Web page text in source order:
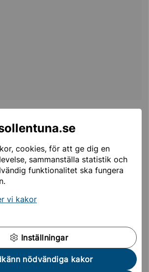
cookies, för att ge dig en
sammanställa statistik och
funktionalitet ska fungera
vi kakor
Inställningar
nödvändiga kakor
av fotografier, texter, kartor,
film från det gamla Sollentuna.
kommundelar. Det finns även
om bland annat Edsbergs slott och
till Sollentuna.